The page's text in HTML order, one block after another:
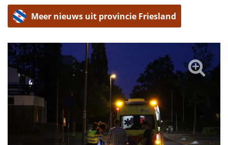
Meer nieuws uit provincie Friesland